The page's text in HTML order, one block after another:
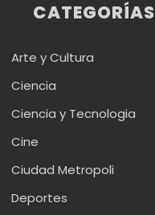
CATEGORÍAS
Arte y Cultura
Ciencia
Ciencia y Tecnologia
Cine
Ciudad Metropoli
Deportes